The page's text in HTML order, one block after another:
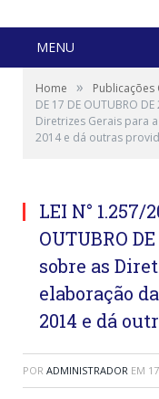
MENU
Home » Publicações
DE 17 DE OUTUBRO
Diretrizes Gerais para
2014 e dá outras
LEI N° 1.257/
OUTUBRO
sobre as
elaboração
2014 e dá
POR ADMINISTRADOR EM